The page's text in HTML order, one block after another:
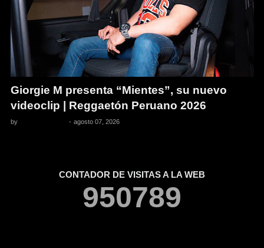
Giorgie M presenta “Mientes”, su nuevo
videoclip | Reggaetón Peruano 2026
by - agosto 07, 2026
CONTADOR DE VISITAS A LA WEB
950789